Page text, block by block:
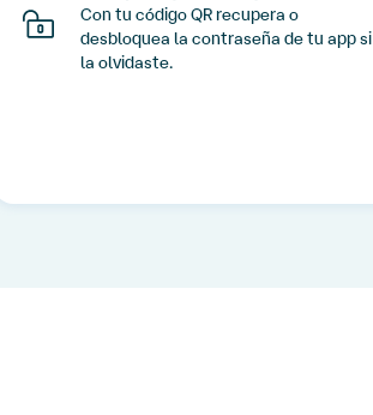
Con tu código QR recupera o
desbloquea la contraseña de tu app si
la olvidaste.